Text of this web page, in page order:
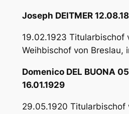
Joseph DEITMER
19.02.1923 Titularbischof
Weihbischof von Breslau,
Domenico DEL BUONA
16.01.1929
29.05.1920 Titularbischof